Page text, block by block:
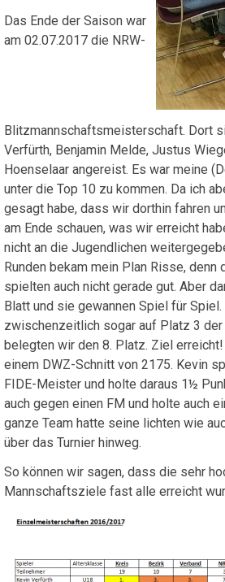
Das Ende der Saison war
am 02.07.2017 die NRW-
Blitzmannschaftsmeisterschaft. Dort
Verfürth, Benjamin Melde, Justus
Hoenselaar angereist. Es war meine
unter die Top 10 zu kommen. Da ich
gesagt habe, dass wir dorthin fahren
am Ende schauen, was wir erreicht
nicht an die Jugendlichen
Runden bekam mein Plan Risse, denn
spielten auch nicht gerade gut. Aber
Blatt und sie gewannen Spiel für
zwischenzeitlich sogar auf Platz 3 der
belegten wir den 8. Platz. Ziel
einem DWZ-Schnitt von 2175. Kevin
FIDE-Meister und holte daraus 1½
auch gegen einen FM und holte auch
ganze Team hatte seine lichten wie
über das Turnier hinweg.
So können wir sagen, dass die sehr
Mannschaftsziele fast alle erreicht